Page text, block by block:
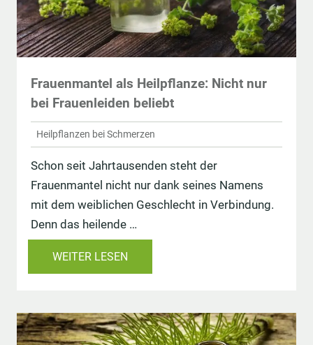
Frauenmantel als Heilpflanze: Nicht nur
bei Frauenleiden beliebt
Heilpflanzen bei Schmerzen
Schon seit Jahrtausenden steht der
Frauenmantel nicht nur dank seines Namens
mit dem weiblichen Geschlecht in Verbindung.
Denn das heilende …
WEITER LESEN